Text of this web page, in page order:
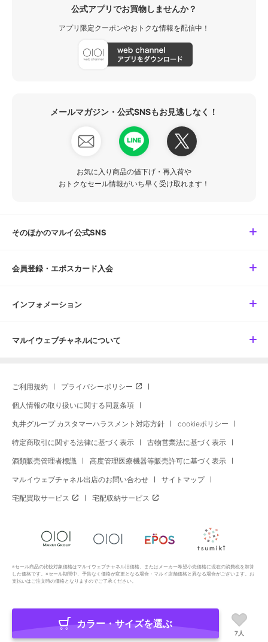
公式アプリでお買物しませんか？
アプリ限定クーポンやおトクな情報を配信中！
メールマガジン・公式SNSもお見逃しなく！
お気に入り商品の値下げ・再入荷や
おトクなセール情報がいち早く受け取れます！
そのほかのマルイ公式SNS
会員登録・エポスカード入会
インフォメーション
マルイウェブチャネルについて
ご利用規約 プライバシーポリシー
個人情報の取り扱いに関する同意条項
丸井グループ カスタマーハラスメント対応方針 cookieポリシー
特定商取引に関する法律に基づく表示 古物営業法に基づく表示
酒類販売管理者標識 高度管理医療機器等販売許可に基づく表示
マルイウェブチャネル出店のお問い合わせ サイトマップ
宅配買取サービス 宅配収納サービス
※セール商品の比較対象価格はマルイウェブチャネル旧価格、またはメーカー希望小売価格に現在の消費税を加算
した価格です。※セール期間中、予告なく価格が変更となる場合・マルイ店舗価格と異なる場合がございます。お
支払いはご注文時の価格となりますのでご了承ください。
Copyright All Rights Reserved. MARUI Co., Ltd
カラー・サイズを選ぶ
7人